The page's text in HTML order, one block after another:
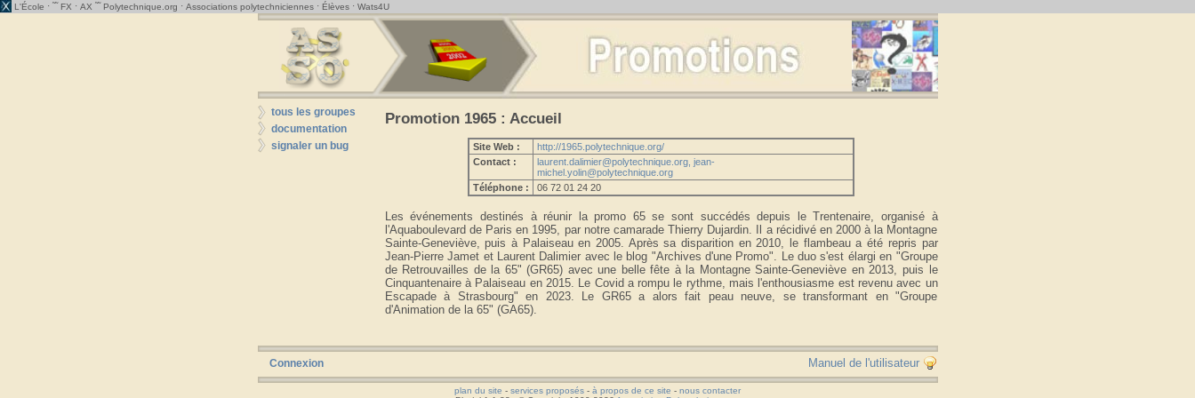
L'École · ˜˜ FX · AX ˜˜ Polytechnique.org · Associations polytechniciennes · Élèves · Wats4U
tous les groupes
documentation
signaler un bug
Promotion 1965 : Accueil
Site Web :
http://1965.polytechnique.org/
Contact :
laurent.dalimier@polytechnique.org, jean-
michel.yolin@polytechnique.org
Téléphone :
06 72 01 24 20
Les événements destinés à réunir la promo 65 se sont succédés depuis le Trentenaire, organisé à
l'Aquaboulevard de Paris en 1995, par notre camarade Thierry Dujardin. Il a récidivé en 2000 à la Montagne
Sainte-Geneviève, puis à Palaiseau en 2005. Après sa disparition en 2010, le flambeau a été repris par
Jean-Pierre Jamet et Laurent Dalimier avec le blog "Archives d'une Promo". Le duo s'est élargi en "Groupe
de Retrouvailles de la 65" (GR65) avec une belle fête à la Montagne Sainte-Geneviève en 2013, puis le
Cinquantenaire à Palaiseau en 2015. Le Covid a rompu le rythme, mais l'enthousiasme est revenu avec un
Escapade à Strasbourg" en 2023. Le GR65 a alors fait peau neuve, se transformant en "Groupe
d'Animation de la 65" (GA65).
Connexion Manuel de l'utilisateur
plan du site - services proposés - à propos de ce site - nous contacter